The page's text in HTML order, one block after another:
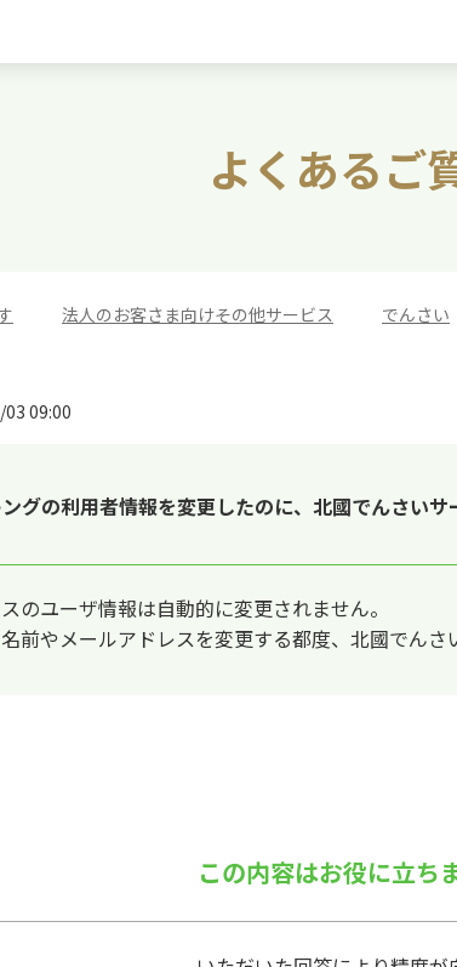
よくあるご
法人のお客さま向けその他サービス でんさい
09:00
グの利用者情報を変更したのに、北國でんさい
のユーザ情報は自動的に変更されません。
前やメールアドレスを変更する都度、北國でんさ
この内容はお役に立ち